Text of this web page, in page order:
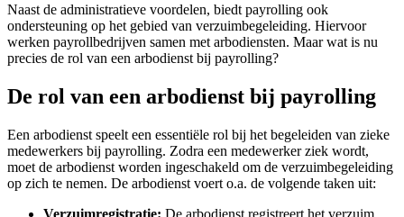
Naast de administratieve voordelen, biedt payrolling ook
ondersteuning op het gebied van verzuimbegeleiding. Hiervoor
werken payrollbedrijven samen met arbodiensten. Maar wat is nu
precies de rol van een arbodienst bij payrolling?
De rol van een arbodienst bij payrolling
Een arbodienst speelt een essentiële rol bij het begeleiden van zieke
medewerkers bij payrolling. Zodra een medewerker ziek wordt,
moet de arbodienst worden ingeschakeld om de verzuimbegeleiding
op zich te nemen. De arbodienst voert o.a. de volgende taken uit:
Verzuimregistratie: De arbodienst registreert het verzuim